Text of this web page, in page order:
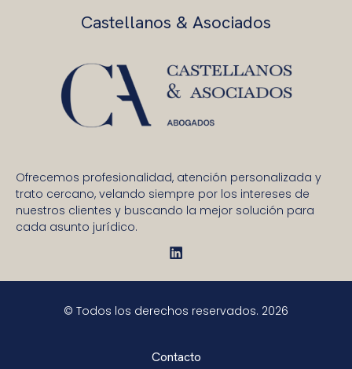
Castellanos & Asociados
Ofrecemos profesionalidad, atención personalizada y
trato cercano, velando siempre por los intereses de
nuestros clientes y buscando la mejor solución para
cada asunto jurídico.
© Todos los derechos reservados. 2026
Contacto